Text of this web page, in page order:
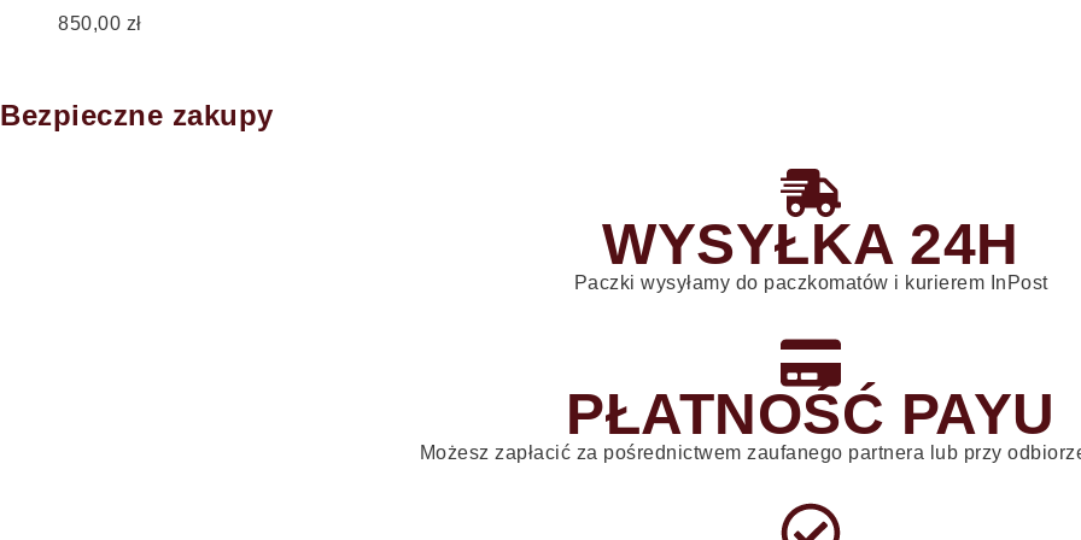
850,00 zł
Bezpieczne zakupy
WYSYŁKA 24H
Paczki wysyłamy do paczkomatów i kurierem InPost
PŁATNOŚĆ PAYU
Możesz zapłacić za pośrednictwem zaufanego partnera lub przy